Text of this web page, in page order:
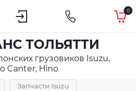
0
ТОЛЬЯТТИ
грузовиков Isuzu,
Canter, Hino
Запчасти Isuzu